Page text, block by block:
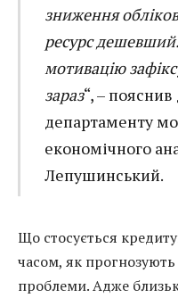
зниження
ресурс
мотивацію
зараз“, –
департаменту
економічного
Лепушинський.
Що стосується
часом, як
проблеми. Адже